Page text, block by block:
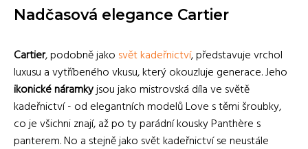
Nadčasová elegance Cartier
Cartier, podobně jako svět kadeřnictví, představuje vrchol
luxusu a vytříbeného vkusu, který okouzluje generace. Jeho
ikonické náramkyjsou jako mistrovská díla ve světě
kadeřnictví - od elegantních modelů Love s těmi šroubky,
co je všichni znají, až po ty parádní kousky Panthère s
panterem. No a stejně jako svět kadeřnictví se neustále